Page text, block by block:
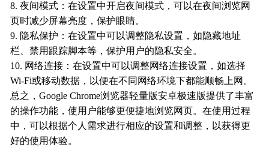
8. 夜间模式：在设置中开启夜间模式，可以在夜间浏览网
页时减少屏幕亮度，保护眼睛。
9. 隐私保护：在设置中可以调整隐私设置，如隐藏地址
栏、禁用跟踪脚本等，保护用户的隐私安全。
10. 网络连接：在设置中可以调整网络连接设置，如选择
Wi-Fi或移动数据，以便在不同网络环境下都能顺畅上网。
总之，Google Chrome浏览器轻量版安卓极速版提供了丰富
的操作功能，使用户能够更便捷地浏览网页。在使用过程
中，可以根据个人需求进行相应的设置和调整，以获得更
好的使用体验。